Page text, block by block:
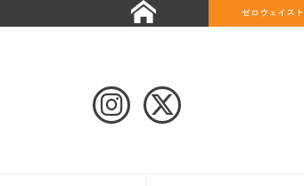
ゼロウェイスト